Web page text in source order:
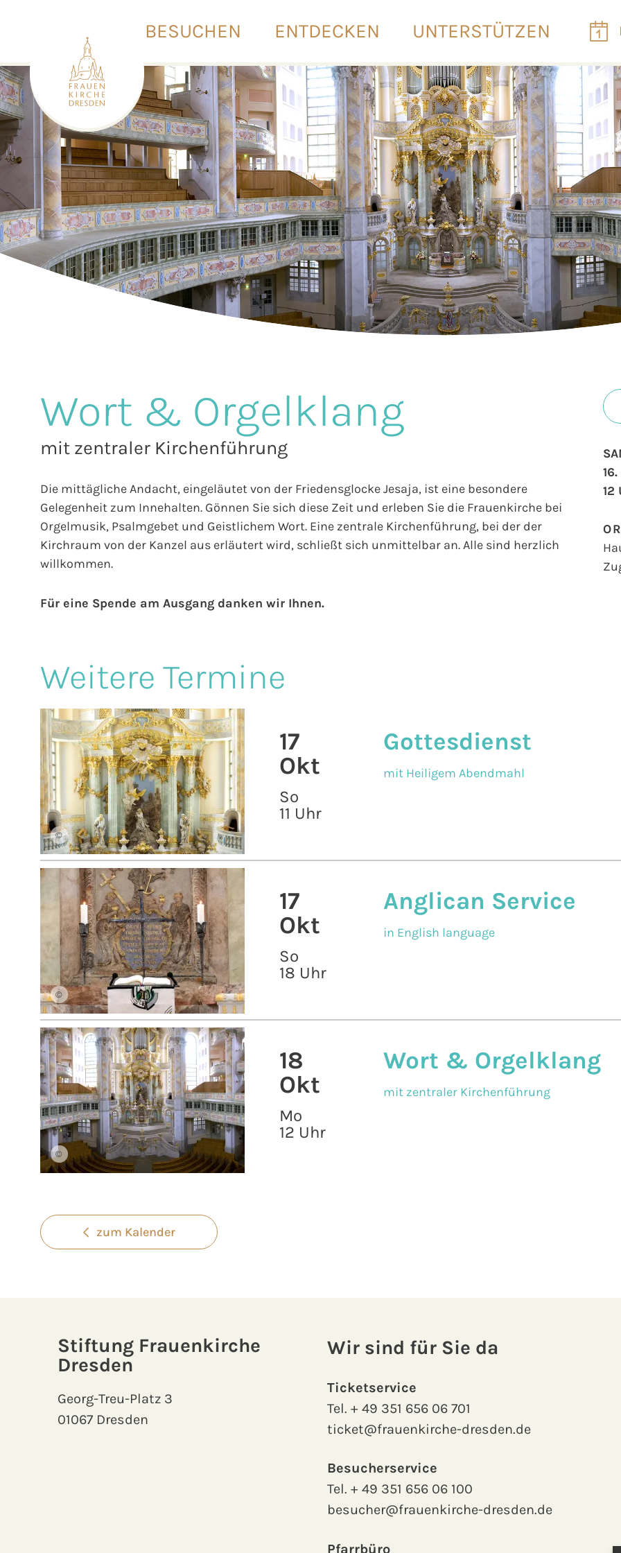
BESUCHEN ENTDECKEN UNTERSTÜTZEN
Wort & Orgelklang
mit zentraler Kirchenführung
Die mittägliche Andacht, eingeläutet von der Friedensglocke Jesaja, ist eine besondere
Gelegenheit zum Innehalten. Gönnen Sie sich diese Zeit und erleben Sie die Frauenkirche bei
Orgelmusik, Psalmgebet und Geistlichem Wort. Eine zentrale Kirchenführung, bei der der
Kirchraum von der Kanzel aus erläutert wird, schließt sich unmittelbar an. Alle sind herzlich
willkommen.
Für eine Spende am Ausgang danken wir Ihnen.
12
Weitere Termine
©
17
Okt
So
11 Uhr
Gottesdienst
mit Heiligem Abendmahl
©
17
Okt
So
18 Uhr
Anglican Service
in English language
©
18
Okt
Mo
12 Uhr
Wort & Orgelklang
mit zentraler Kirchenführung
zum Kalender
Stiftung Frauenkirche
Dresden
Georg-Treu-Platz 3
01067 Dresden
Wir sind für Sie da
Ticketservice
Tel.+ 49 351 656 06 701
ticket@frauenkirche-dresden.de
Besucherservice
Tel.+ 49 351 656 06 100
besucher@frauenkirche-dresden.de
Pfarrbüro